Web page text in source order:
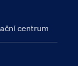
centrum